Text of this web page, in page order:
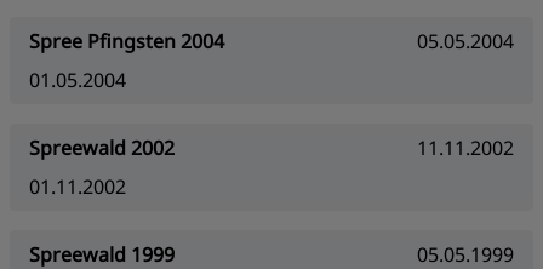
Spree Pfingsten 2004
05.05.2004
01.05.2004
Spreewald 2002
11.11.2002
01.11.2002
Spreewald 1999
05.05.1999